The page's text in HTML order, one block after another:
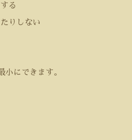
る
りしない
にできます。